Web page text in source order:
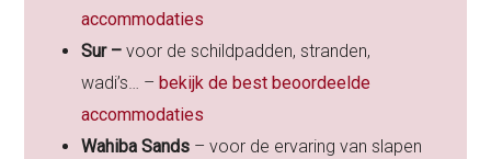
accommodaties
Sur –voor de schildpadden, stranden,
wadi’s… – bekijk de best beoordeelde
accommodaties
Wahiba Sands – voor de ervaring van slapen